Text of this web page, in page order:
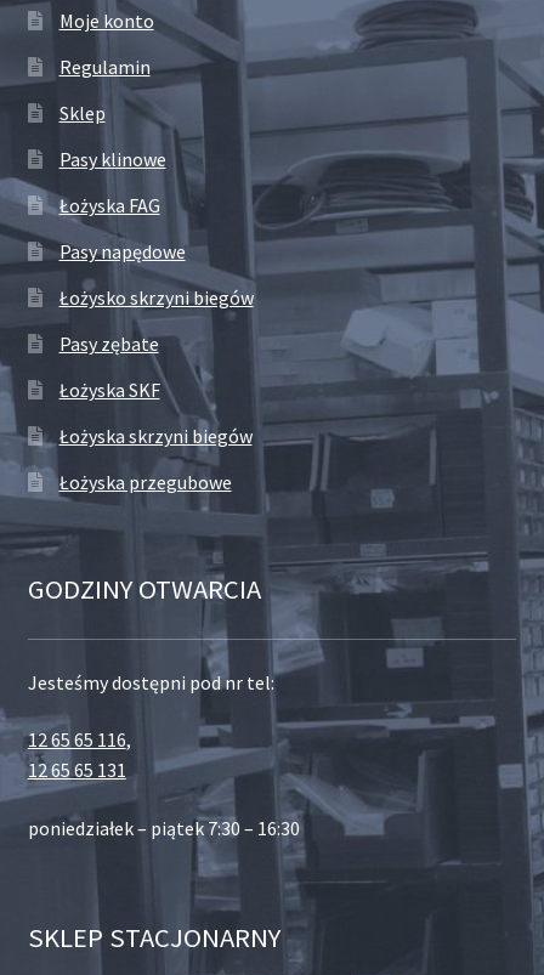
Moje konto
Regulamin
Sklep
Pasy klinowe
Łożyska FAG
Pasy napędowe
Łożysko skrzyni biegów
Pasy zębate
Łożyska SKF
Łożyska skrzyni biegów
Łożyska przegubowe
GODZINY OTWARCIA
Jesteśmy dostępni pod nr tel:
12 65 65 116,
12 65 65 131
poniedziałek – piątek 7:30 – 16:30
SKLEP STACJONARNY